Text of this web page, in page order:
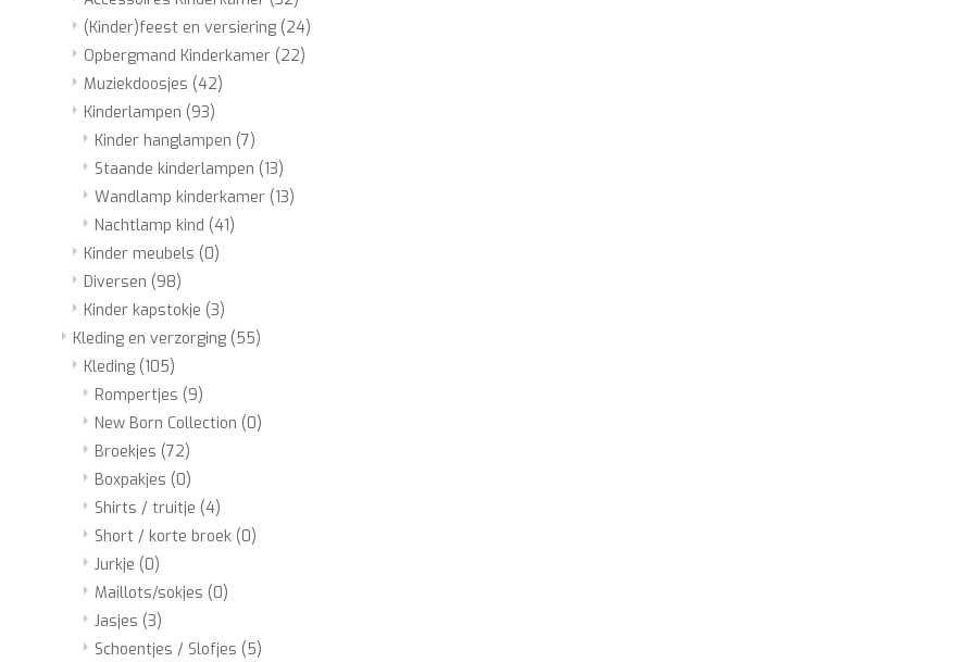
(Kinder)feest en versiering (24)
Opbergmand Kinderkamer (22)
Muziekdoosjes (42)
Kinderlampen (93)
Kinder hanglampen (7)
Staande kinderlampen (13)
Wandlamp kinderkamer (13)
Nachtlamp kind (41)
Kinder meubels (0)
Diversen (98)
Kinder kapstokje (3)
Kleding en verzorging (55)
Kleding (105)
Rompertjes (9)
New Born Collection (0)
Broekjes (72)
Boxpakjes (0)
Shirts / truitje (4)
Short / korte broek (0)
Jurkje (0)
Maillots/sokjes (0)
Jasjes (3)
Schoentjes / Slofjes (5)